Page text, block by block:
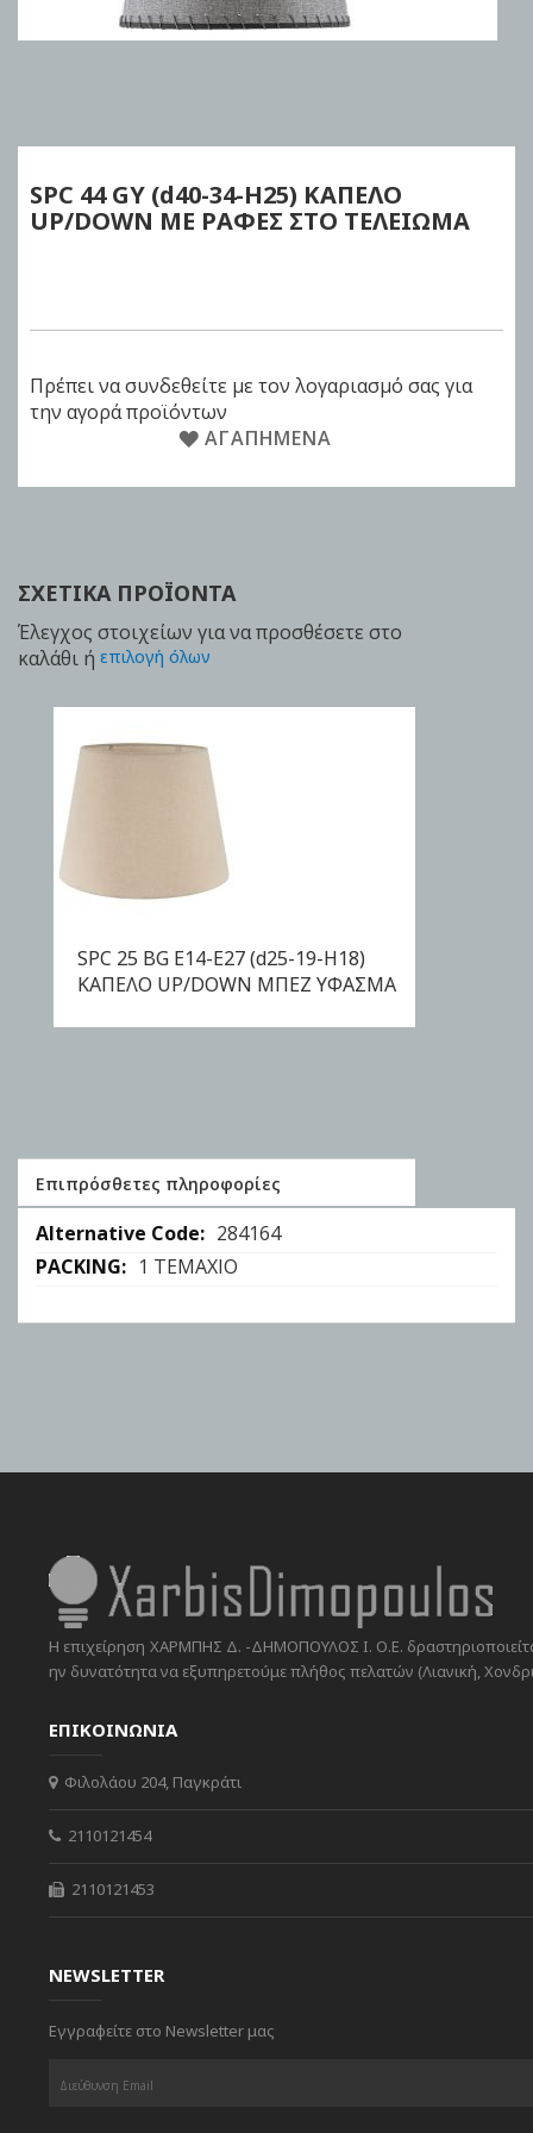
beginning
the
images
SPC 44 GY (d40-34-H25) ΚΑΠΕΛΟ
UP/DOWN ΜΕ ΡΑΦΕΣ ΣΤΟ ΤΕΛΕΙΩΜΑ
Πρέπει να συνδεθείτε με τον λογαριασμό σας για
την αγορά προϊόντων
ΑΓΑΠΗΜΈΝΑ
ΣΧΕΤΙΚΆ ΠΡΟΪΌΝΤΑ
Έλεγχος στοιχείων για να προσθέσετε στο
καλάθι ή επιλογή όλων
SPC 25 BG E14-E27 (d25-19-H18)
ΚΑΠΕΛΟ UP/DOWN ΜΠΕΖ ΥΦΑΣΜΑ
ΑΓΟΡΑ
Επιπρόσθετες πληροφορίες
Επιπρόσθετες
πληροφορίες
284164
1 ΤΕΜΑΧΙΟ
Η επιχείρηση ΧΑΡΜΠΗΣ Δ. -ΔΗΜΟΠΟΥΛΟΣ Ι. Ο.Ε.
ην δυνατότητα να εξυπηρετούμε πλήθος πελατών (Λιανική,
ΕΠΙΚΟΙΝΩΝΙΑ
Φιλολάου 204, Παγκράτι
2110121454
2110121453
NEWSLETTER
Εγγραφείτε στο Newsletter μας